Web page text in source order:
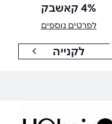
4% קאשבק
לפרטים נוספים
לקנייה